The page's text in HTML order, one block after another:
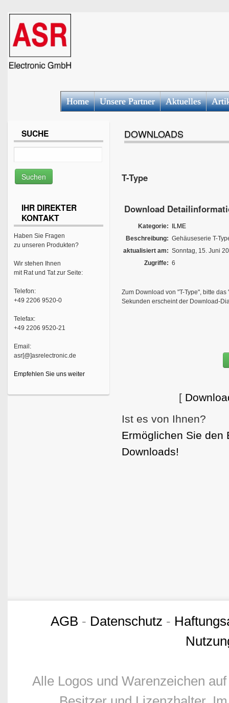
Home Unsere Partner Aktuelles
DOWNLOADS
T-Type
Download
Kategorie: ILME
Beschreibung: Gehäuseserie T-
aktualisiert am: Sonntag, 15. Juni
Zugriffe: 6
Zum Download von "T-Type", bitte
Sekunden erscheint der Download-
[
Ist es von Ihnen?
Ermöglichen Sie den
Downloads!
SUCHE
IHR DIREKTER
KONTAKT
Haben Sie Fragen
zu unseren Produkten?
Wir stehen Ihnen
mit Rat und Tat zur Seite:
Telefon:
+49 2206 9520-0
Telefax:
+49 2206 9520-21
Email:
asr[@]asrelectronic.de
Empfehlen Sie uns weiter
AGB - Datenschutz -
Alle Logos und Warenzeichen